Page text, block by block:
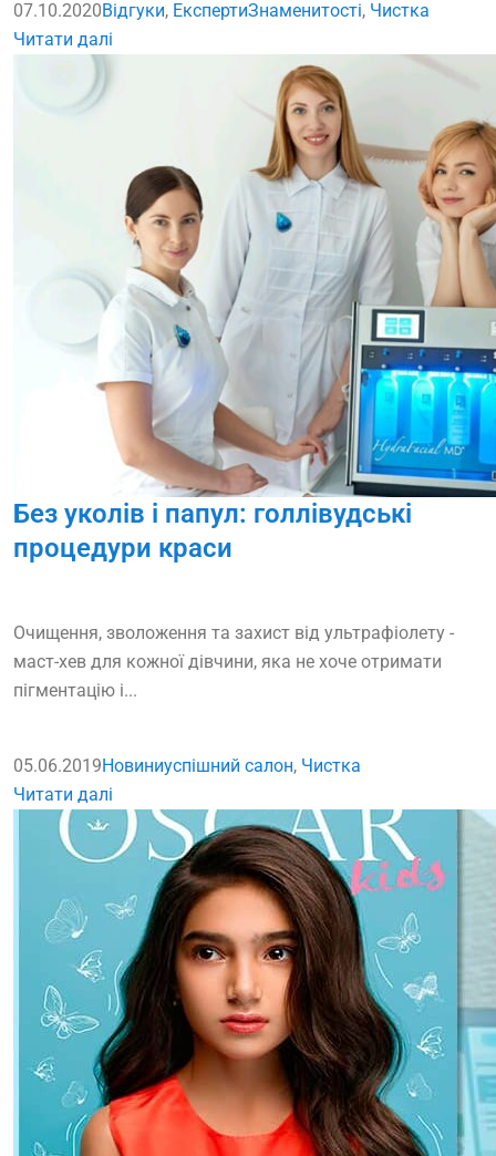
07.10.2020Відгуки, ЕкспертиЗнаменитості, Чистка
Читати далі
Без уколів і папул: голлівудські
процедури краси
Очищення, зволоження та захист від ультрафіолету -
маст-хев для кожної дівчини, яка не хоче отримати
пігментацію і...
05.06.2019Новиниуспішний салон, Чистка
Читати далі